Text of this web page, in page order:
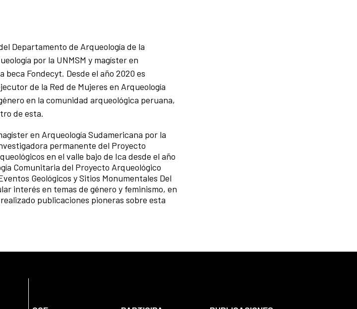
Departamento de Arqueología de la
por la UNMSM y magíster en
beca Fondecyt. Desde el año 2020 es
de la Red de Mujeres en Arqueología
en la comunidad arqueológica peruana,
de esta.
en Arqueología Sudamericana por la
permanente del Proyecto
en el valle bajo de Ica desde el año
Comunitaria del Proyecto Arqueológico
Geológicos y Sitios Monumentales Del
interés en temas de género y feminismo, en
publicaciones pioneras sobre esta